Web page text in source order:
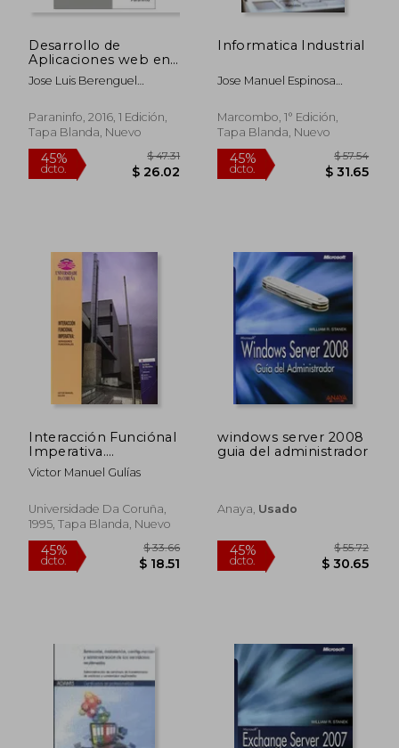
Desarrollo de
Aplicaciones web en
el Entorno Servidor
Jose Luis Berenguel
Paraninfo, 2016, 1 Edición,
Tapa Blanda, Nuevo
45%
dcto.
Informatica Industrial
Jose Manuel Espinosa
Marcombo, 1° Edición,
Tapa Blanda, Nuevo
45%
dcto.
Interacción Funciónal
Imperativa.
Servidores
Funciónales
Victor Manuel Gulías
Universidade Da Coruña,
1995, Tapa Blanda, Nuevo
windows server 2008
guia del administrador
Anaya, Usado
45%
dcto.